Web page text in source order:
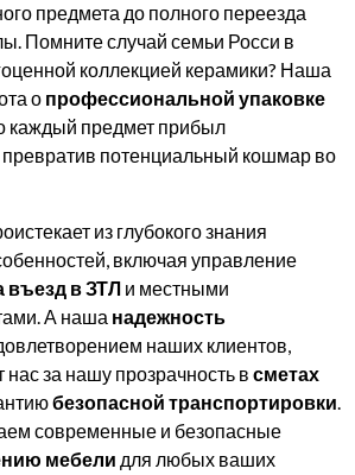
предмета до полного переезда
Помните случай семьи Росси в
коллекцией керамики? Наша
о профессиональной упаковке
каждый предмет прибыл
потенциальный кошмар во
из глубокого знания
включая управление
въезд в ЗТЛ и местными
А наша надежность
наших клиентов,
за нашу прозрачность в сметах
безопасной транспортировки.
современные и безопасные
мебели для любых ваших